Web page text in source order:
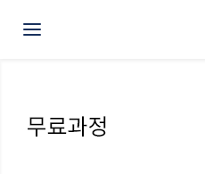
Toggle navigation